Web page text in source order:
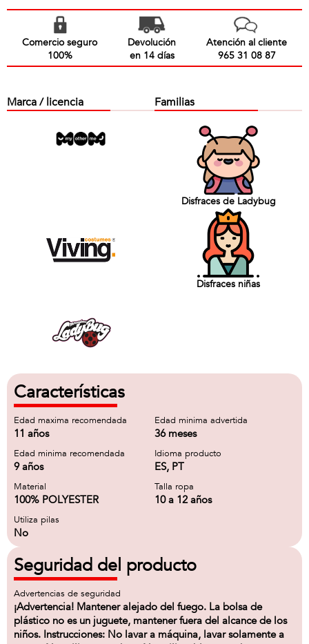
Comercio seguro
100%
Devolución
en 14 días
Atención al cliente
965 31 08 87
Marca / licencia Familias
Disfraces de Ladybug
Disfraces niñas
Características
Edad maxima recomendada
11 años
Edad minima advertida
36 meses
Edad minima recomendada
9 años
Idioma producto
ES, PT
Material
100% POLYESTER
Talla ropa
10 a 12 años
Utiliza pilas
No
Seguridad del producto
Advertencias de seguridad
¡Advertencia! Mantener alejado del fuego. La bolsa de
plástico no es un juguete, mantener fuera del alcance de los
niños. Instrucciones: No lavar a máquina, lavar solamente a